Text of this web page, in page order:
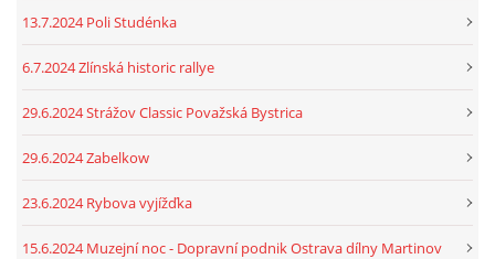
13.7.2024 Poli Studénka
6.7.2024 Zlínská historic rallye
29.6.2024 Strážov Classic Považská Bystrica
29.6.2024 Zabelkow
23.6.2024 Rybova vyjížďka
15.6.2024 Muzejní noc - Dopravní podnik Ostrava dílny Martinov